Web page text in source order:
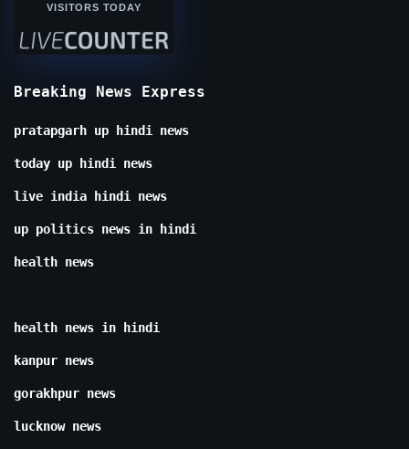
VISITORS TODAY
Breaking News Express
pratapgarh up hindi news
today up hindi news
live india hindi news
up politics news in hindi
health news
health news in hindi
kanpur news
gorakhpur news
lucknow news